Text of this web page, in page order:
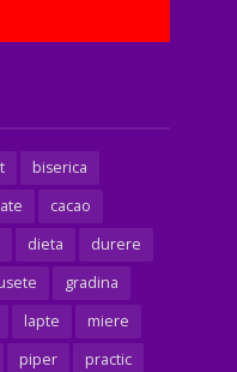
biserica
cacao
dieta
durere
gradina
lapte
miere
piper practic